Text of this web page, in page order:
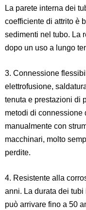
La parete interna dei
coefficiente di attrito è
sedimenti nel tubo. La
dopo un uso a lungo
3. Connessione
elettrofusione,
tenuta e prestazioni di
metodi di connessione
manualmente con
macchinari, molto
perdite.
4. Resistente alla
anni. La durata dei
può arrivare fino a 50